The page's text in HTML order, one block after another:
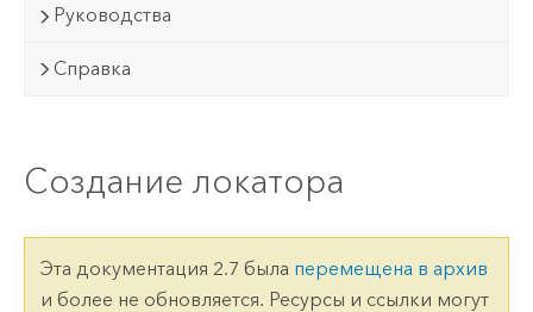
Руководства
Справка
Создание локатора
Эта документация 2.7 была перемещена в архив
и более не обновляется. Ресурсы и ссылки могут